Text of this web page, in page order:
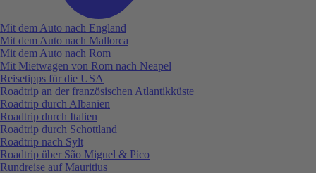
Mit dem Auto nach England
Mit dem Auto nach Mallorca
Mit dem Auto nach Rom
Mit Mietwagen von Rom nach Neapel
Reisetipps für die USA
Roadtrip an der französischen Atlantikküste
Roadtrip durch Albanien
Roadtrip durch Italien
Roadtrip durch Schottland
Roadtrip nach Sylt
Roadtrip über São Miguel & Pico
Rundreise auf Mauritius